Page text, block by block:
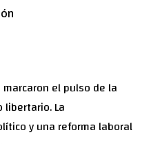
el pulso de la
La
y una reforma laboral